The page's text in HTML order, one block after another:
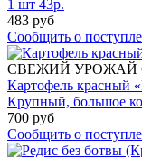
1 шт 43р.
483 руб
Сообщить о
СВЕЖИЙ УРОЖАЙ
Картофель красный
Крупный, большое
700 руб
Сообщить о